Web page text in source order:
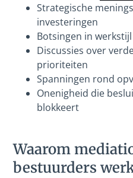
Strategische
investeringen
Botsingen in
Discussies over
prioriteiten
Spanningen rond
Onenigheid die
blokkeert
Waarom
bestuurders